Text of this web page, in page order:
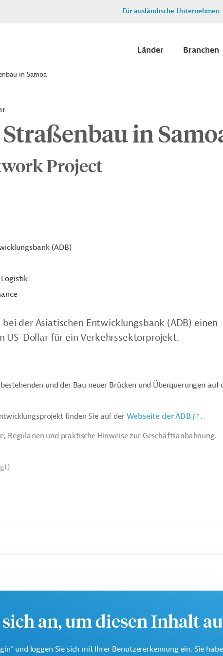
Für ausländische Unternehmen
Länder Branchen
in Samoa
in
Project
(ADB)
der Asiatischen Entwicklungsbank (ADB) einen
US-Dollar für ein Verkehrssektorprojekt.
und der Bau neuer Brücken und Überquerungen auf
finden Sie auf derWebseite der ADB
.
Regularien und praktische Hinweise zur Geschäftsanbahnung.
an, um diesen Inhalt
und loggen Sie sich mit Ihrer Benutzererkennung ein. Sie